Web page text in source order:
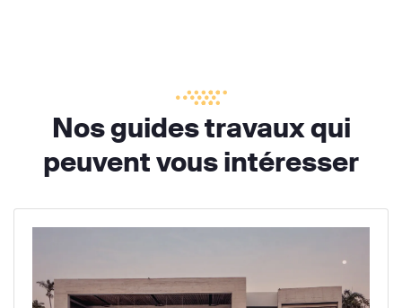
Nos guides travaux qui
peuvent vous intéresser